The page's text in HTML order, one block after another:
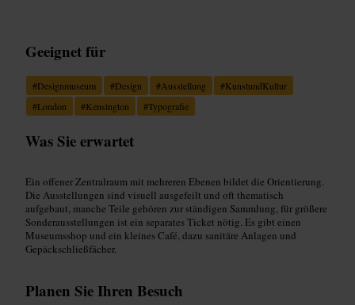
Geeignet für
#Designmuseum #Design #Ausstellung #KunstundKultur
#London #Kensington #Typografie
Was Sie erwartet
Ein offener Zentralraum mit mehreren Ebenen bildet die Orientierung.
Die Ausstellungen sind visuell ausgefeilt und oft thematisch
aufgebaut, manche Teile gehören zur ständigen Sammlung, für größere
Sonderausstellungen ist ein separates Ticket nötig. Es gibt einen
Museumsshop und ein kleines Café, dazu sanitäre Anlagen und
Gepäckschließfächer.
Planen Sie Ihren Besuch